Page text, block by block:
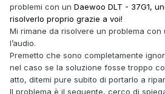
problemi con un Daewoo DLT - 37G1,
risolverlo proprio grazie a voi!
Mi rimane da risolvere un problema con
l’audio.
Premetto che sono completamente
nel caso se la soluzione fosse troppo
atto, ditemi pure subito di portarlo a
Il problema è il seguente, cerco di